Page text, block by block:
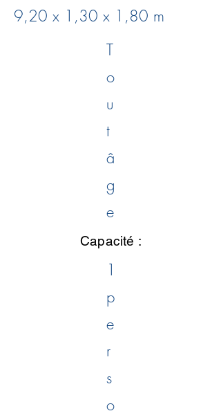
9,20 x 1,30 x 1,80 m
T
o
u
t
â
g
e
Capacité :
1
p
e
r
s
o